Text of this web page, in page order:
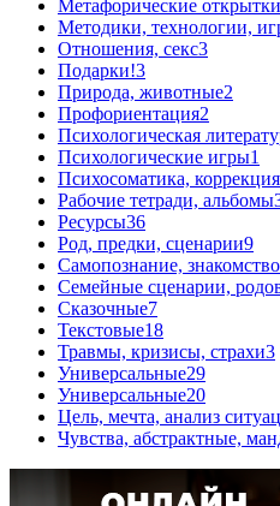
Метафорические открытки
Методики, технологии,
Отношения, секс3
Подарки!3
Природа, животные2
Профориентация2
Психологическая
Психологические игры1
Психосоматика, коррекция
Рабочие тетради, альбомы
Ресурсы36
Род, предки, сценарии9
Самопознание,
Семейные сценарии,
Сказочные7
Текстовые18
Травмы, кризисы, страхи3
Универсальные29
Универсальные20
Цель, мечта, анализ
Чувства, абстрактные,